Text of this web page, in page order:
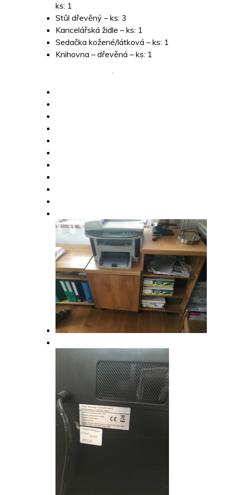
ks: 1
Stůl dřevěný – ks: 3
Kancelářská židle – ks: 1
Sedačka kožené/látková – ks: 1
Knihovna – dřevěná – ks: 1